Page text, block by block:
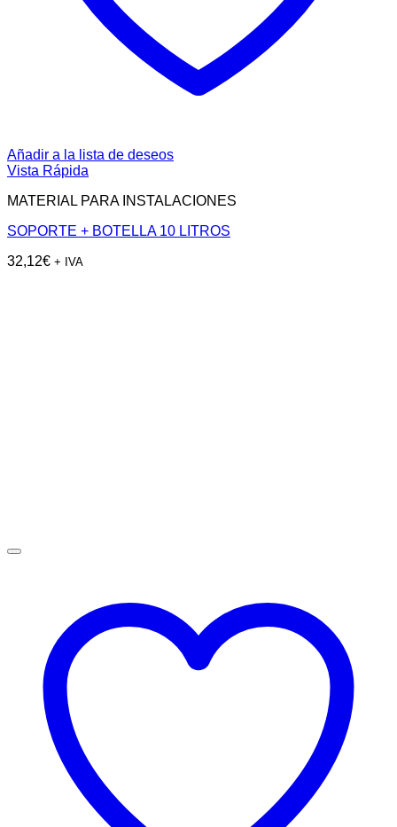
Añadir a la lista de deseos
Vista Rápida
MATERIAL PARA INSTALACIONES
SOPORTE + BOTELLA 10 LITROS
32,12€ + IVA